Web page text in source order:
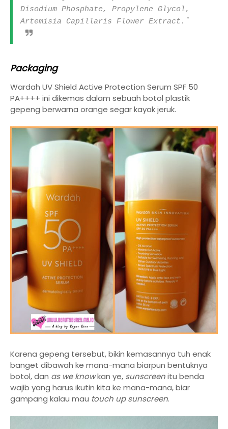
Disodium Phosphate, Propylene Glycol,
Artemisia Capillaris Flower Extract. "
Packaging
Wardah UV Shield Active Protection Serum SPF 50
PA++++ ini dikemas dalam sebuah botol plastik
gepeng berwarna orange segar kayak jeruk.
Karena gepeng tersebut, bikin kemasannya tuh enak
banget dibawah ke mana-mana biarpun bentuknya
botol, dan as we knowkan ye, sunscreenitu benda
wajib yang harus ikutin kita ke mana-mana, biar
gampang kalau mau touch up sunscreen.